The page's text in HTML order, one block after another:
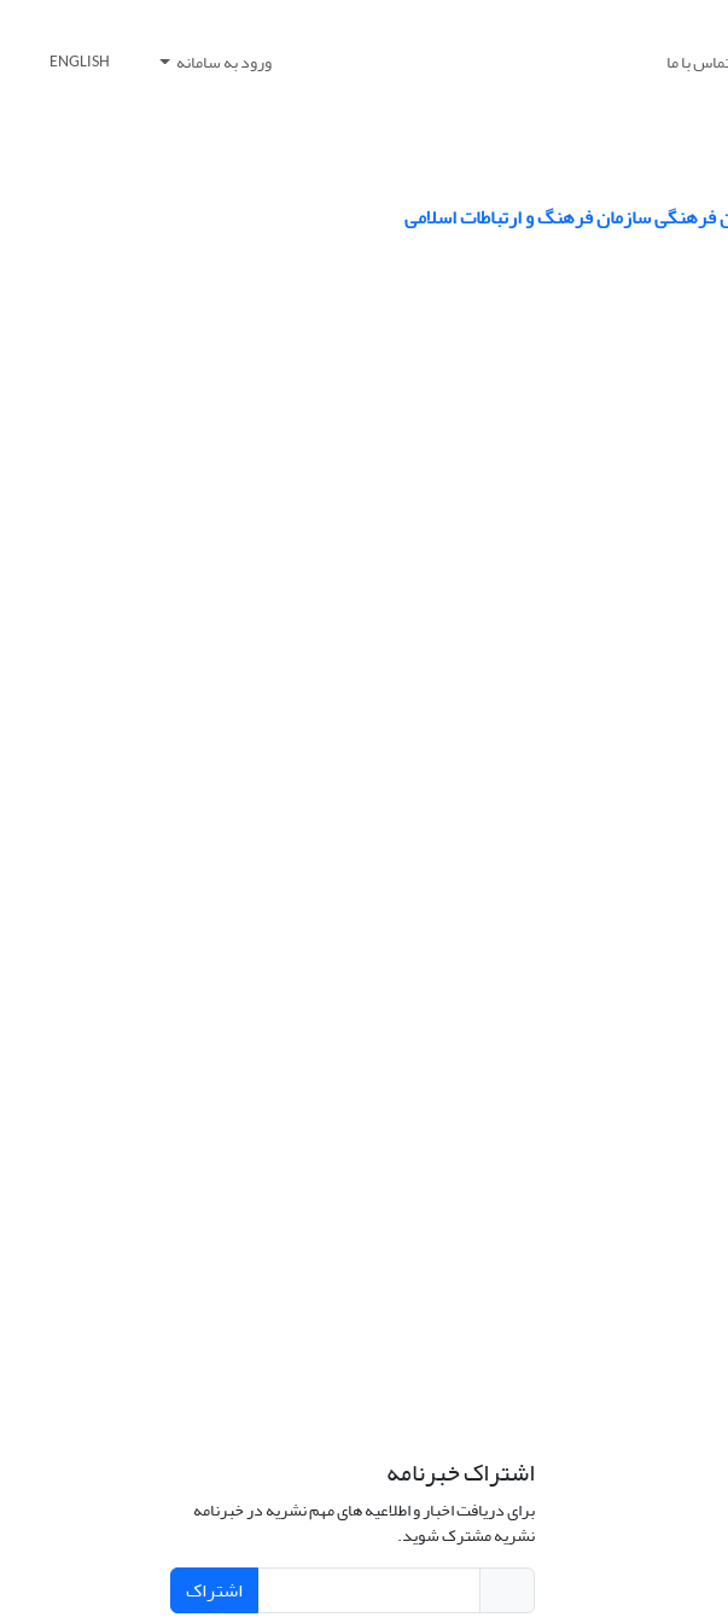
با ما ورود به سامانه ENGLISH
فرهنگی سازمان فرهنگ و ارتباطات اسلامی
اشتراک خبرنامه
برای دریافت اخبار و اطلاعیه های مهم نشریه در خبرنامه
نشریه مشترک شوید.
اشتراک